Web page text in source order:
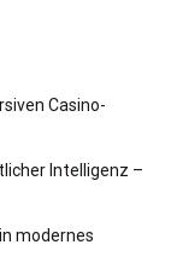
Casino-
Intelligenz –
modernes